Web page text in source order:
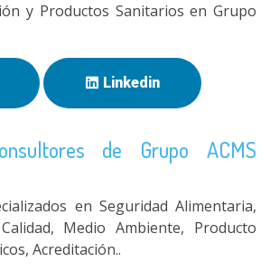
y Productos Sanitarios en Grupo
Linkedin
de Grupo ACMS
en Seguridad Alimentaria,
Medio Ambiente, Producto
Acreditación..